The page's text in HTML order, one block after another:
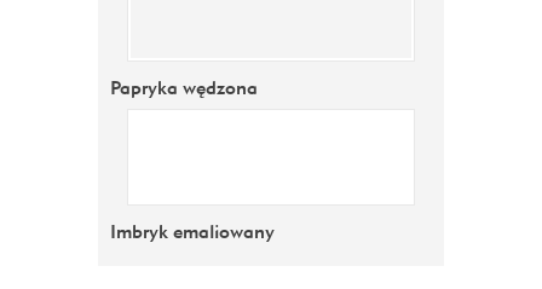
Papryka wędzona
Imbryk emaliowany